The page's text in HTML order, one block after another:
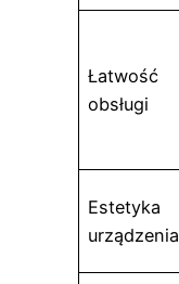
Łatwość
obsługi
Estetyka
urządzenia